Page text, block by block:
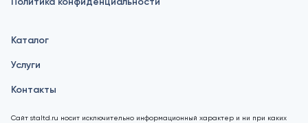
Каталог
Услуги
Контакты
Сайт staltd.ru носит исключительно информационный характер и ни при каких